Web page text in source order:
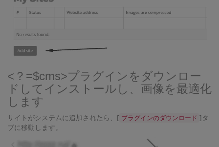
<？=$cms>プラグインをダウンロー
ドしてインストールし、画像を最適化
します
サイトがシステムに追加されたら、[ プラグインのダウンロード ]タ
ブに移動します。